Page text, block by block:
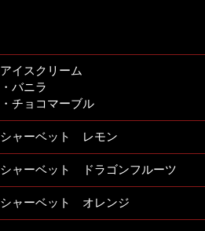
アイスクリーム
・バニラ
・チョコマーブル
シャーベット レモン
シャーベット ドラゴンフルーツ
シャーベット オレンジ